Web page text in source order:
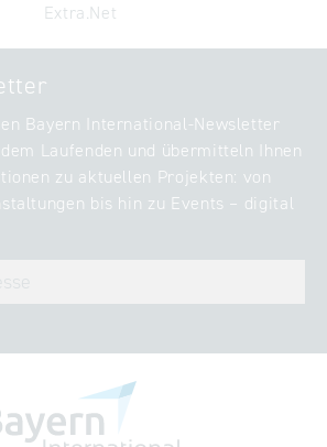
Extra.Net
Bayern International-Newsletter
Laufenden und übermitteln Ihnen
zu aktuellen Projekten: von
bis hin zu Events – digital